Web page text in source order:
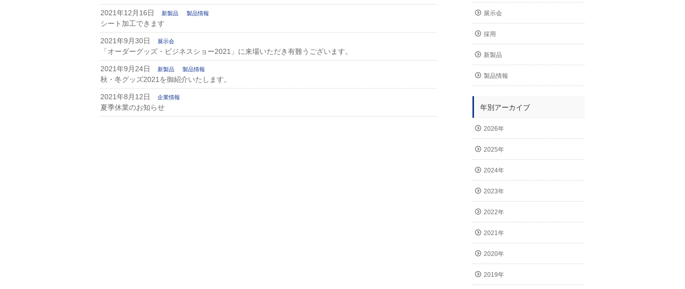
2021年12月16日 新製品 製品情報
シート加工できます
2021年9月30日 展示会
「オーダーグッズ・ビジネスショー2021」に来場いただき有難うございます。
2021年9月24日 新製品 製品情報
秋・冬グッズ2021を御紹介いたします。
2021年8月12日 企業情報
夏季休業のお知らせ
展示会
採用
新製品
製品情報
年別アーカイブ
2026年
2025年
2024年
2023年
2022年
2021年
2020年
2019年